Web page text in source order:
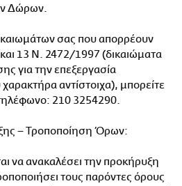
Δώρων.
σας που απορρέουν
13 Ν. 2472/1997 (δικαιώματα
για την επεξεργασία
αντίστοιχα), μπορείτε
210 3254290.
– Τροποποίηση Όρων:
να ανακαλέσει την προκήρυξη
τους παρόντες όρους